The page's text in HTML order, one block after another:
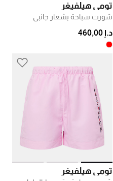
تومي هيلفيغر
شورت سباحة بشعار جانبي
د.إ 460,00
تومي هيلفيغر